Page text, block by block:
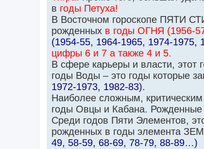
в годы Петуха!
В Восточном гороскопе ПЯТИ
рожденных в годы ОГНЯ (1956-
(1954-55, 1964-1965, 1974-1975,
цифры 6 и 7 а также 4 и 5.
В сфере карьеры и власти, этот
годы Воды – это годы которые
1972-1973, 1982-83).
Наиболее сложным,
годы Овцы и Кабана. Рожденные
Среди годов Пяти Элементов,
рожденных в годы элемента
49, 58-59, 68-69, 78-79, 88-89…)